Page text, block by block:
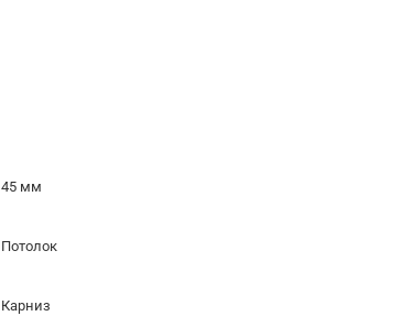
45 мм
Потолок
Карниз